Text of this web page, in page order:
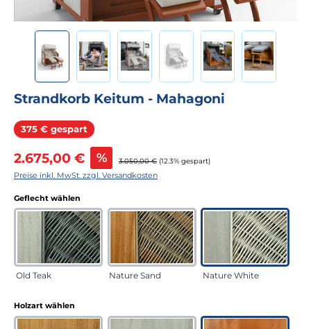
Strandkorb Keitum - Mahagoni
375 € gespart Rabatt
Verkaufspreis:
2.675,00 € % Regulärer Preis:
3.050,00 € (12.3% gespart)
Preise inkl. MwSt. zzgl. Versandkosten
Geflecht wählen
Old Teak Nature Sand Nature White
Holzart wählen